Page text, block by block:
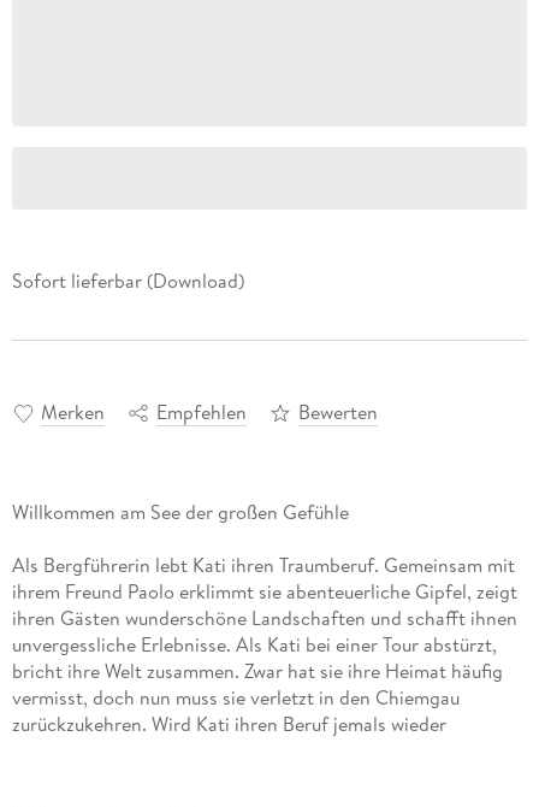
Sofort lieferbar (Download)
Merken Empfehlen Bewerten
Willkommen am See der großen Gefühle
Als Bergführerin lebt Kati ihren Traumberuf. Gemeinsam mit
ihrem Freund Paolo erklimmt sie abenteuerliche Gipfel, zeigt
ihren Gästen wunderschöne Landschaften und schafft ihnen
unvergessliche Erlebnisse. Als Kati bei einer Tour abstürzt,
bricht ihre Welt zusammen. Zwar hat sie ihre Heimat häufig
vermisst, doch nun muss sie verletzt in den Chiemgau
zurückzukehren. Wird Kati ihren Beruf jemals wieder